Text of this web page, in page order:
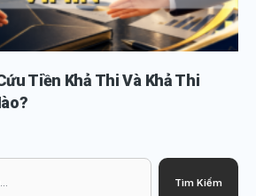
Tiền Khả Thi Và Khả Thi
Tìm Kiếm